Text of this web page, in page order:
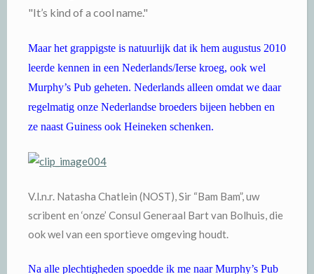
"It’s kind of a cool name."
Maar het grappigste is natuurlijk dat ik hem augustus 2010
leerde kennen in een Nederlands/Ierse kroeg, ook wel
Murphy’s Pub geheten. Nederlands alleen omdat we daar
regelmatig onze Nederlandse broeders bijeen hebben en
ze naast Guiness ook Heineken schenken.
V.l.n.r. Natasha Chatlein (NOST), Sir “Bam Bam”, uw
scribent en ‘onze’ Consul Generaal Bart van Bolhuis, die
ook wel van een sportieve omgeving houdt.
Na alle plechtigheden spoedde ik me naar Murphy’s Pub